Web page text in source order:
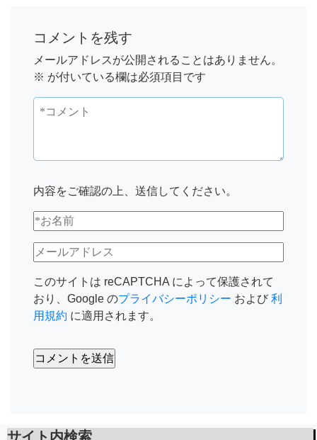
コメントを残す
メールアドレスが公開されることはありません。
※ が付いている欄は必須項目です
内容をご確認の上、送信してください。
このサイトは reCAPTCHA によって保護されて
おり、Google のプライバシーポリシー および 利
用規約 に適用されます。
サイト内検索